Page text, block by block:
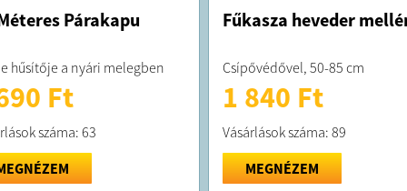
Párakapu
hűsítője a nyári melegben
Ft
száma: 63
Fűkasza heveder
Csípővédővel, 50-85 cm
1 840 Ft
Vásárlások száma: 89
MEGNÉZEM